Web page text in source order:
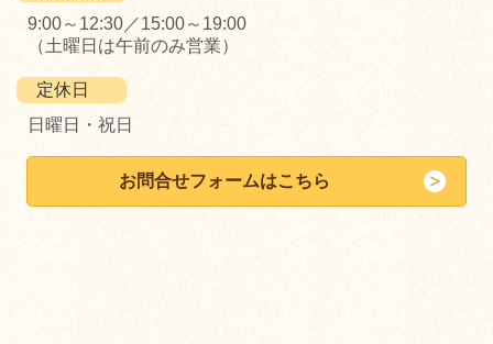
9:00～12:30／15:00～19:00
（土曜日は午前のみ営業）
定休日
日曜日・祝日
お問合せフォームはこちら